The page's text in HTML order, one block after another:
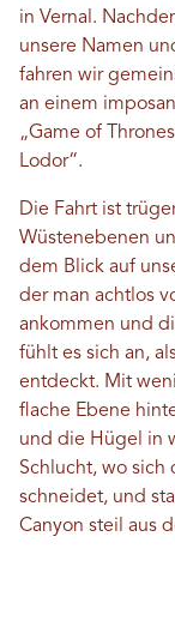
in Vernal.
unsere Namen
fahren wir
an einem
„Game of
Lodor“.
Die Fahrt ist
Wüstenebenen
dem Blick auf
der man achtlos
ankommen und
fühlt es sich an,
entdeckt. Mit
flache Ebene
und die Hügel in
Schlucht, wo sich
schneidet, und
Canyon steil aus